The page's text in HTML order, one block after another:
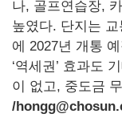
나, 골프연습장,
높였다. 단지는
에 2027년 개통
‘역세권’ 효과도
이 없고, 중도금
/